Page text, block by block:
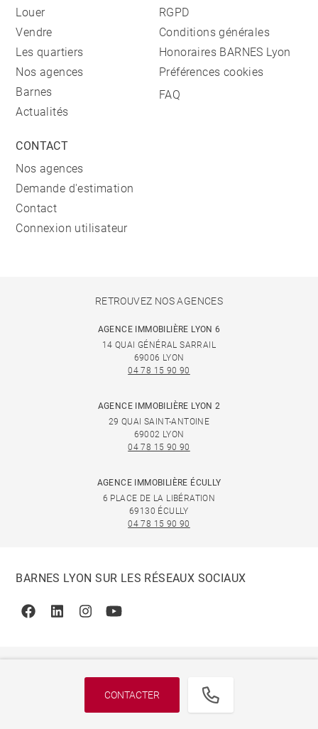
CONTACTER
Louer
Vendre
Les quartiers
Nos agences
Barnes
Actualités
RGPD
Conditions générales
Honoraires BARNES Lyon
Préférences cookies
FAQ
CONTACT
Nos agences
Demande d'estimation
Contact
Connexion utilisateur
RETROUVEZ NOS AGENCES
AGENCE IMMOBILIÈRE LYON 6
14 QUAI GÉNÉRAL SARRAIL
69006 LYON
04 78 15 90 90
AGENCE IMMOBILIÈRE LYON 2
29 QUAI SAINT-ANTOINE
69002 LYON
04 78 15 90 90
AGENCE IMMOBILIÈRE ÉCULLY
6 PLACE DE LA LIBÉRATION
69130 ÉCULLY
04 78 15 90 90
BARNES LYON SUR LES RÉSEAUX SOCIAUX
FacebookLinkedinInstagramYoutube
© 2026 BARNES, INTERNATIONAL REALTY - BARNES
INTERNATIONAL